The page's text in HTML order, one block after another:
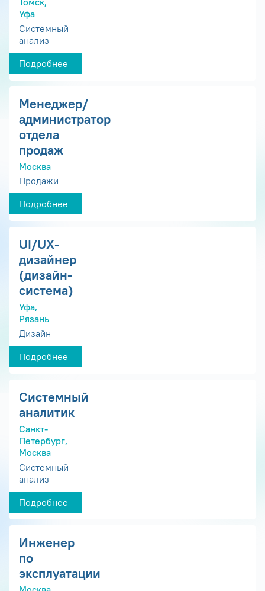
Уфа
Системный
анализ
Подробнее
Менеджер/
администратор
отдела
продаж
Москва
Продажи
Подробнее
UI/UX-
дизайнер
(дизайн-
система)
Уфа,
Рязань
Дизайн
Подробнее
Системный
аналитик
Санкт-
Петербург,
Москва
Системный
анализ
Подробнее
Инженер
по
эксплуатации